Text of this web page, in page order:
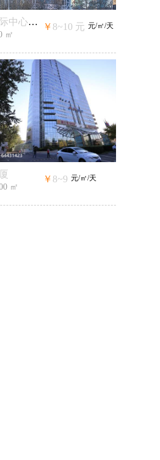
率：70%客梯数：12个(芬兰通力)开
通用国际中心写字楼
㎡
￥ 8~10 元 元/㎡/天
㎡
￥ 8~9 元/㎡/天